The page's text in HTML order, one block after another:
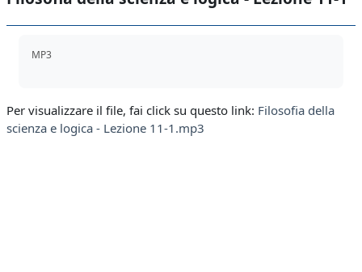
MP3
Per visualizzare il file, fai click su questo link: Filosofia della
scienza e logica - Lezione 11-1.mp3